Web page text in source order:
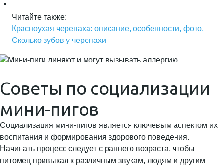
Читайте также:
Красноухая черепаха: описание, особенности, фото.
Сколько зубов у черепахи
Советы по социализации
мини-пигов
Социализация мини-пигов является ключевым аспектом их
воспитания и формирования здорового поведения.
Начинать процесс следует с раннего возраста, чтобы
питомец привыкал к различным звукам, людям и другим